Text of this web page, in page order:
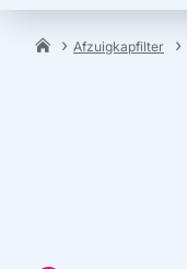
Afzuigkapfilter